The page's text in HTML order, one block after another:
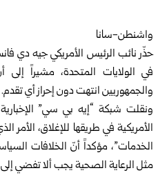
واشنطن-سانا
حذّر نائب الرئيس الأمريكي جيه دي
في الولايات المتحدة، مشيراً إلى
والجمهوريين انتهت دون إحراز أي تقدم.
ونقلت شبكة “إيه بي سي”
الأمريكية في طريقها للإغلاق،
الخدمات”، مؤكداً أنّ الخلافات
مثل الرعاية الصحية يجب ألا تفضي